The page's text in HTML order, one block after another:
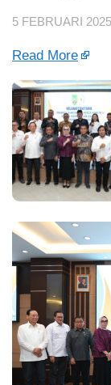
5 FEBRUARI 2025
Read More